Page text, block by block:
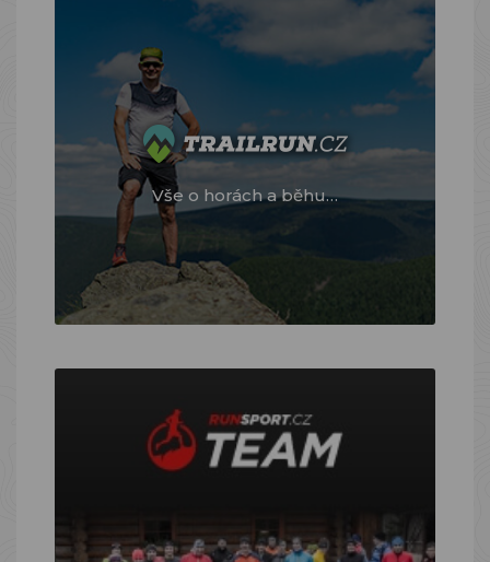
Vše o horách a běhu…